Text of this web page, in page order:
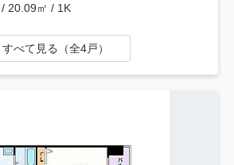
20.09㎡ / 1K
すべて見る（全4戸）